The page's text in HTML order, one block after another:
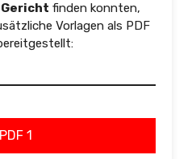
Gericht finden konnten,
Vorlagen als PDF
PDF 1